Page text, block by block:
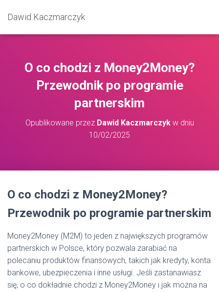
Dawid Kaczmarczyk
O co chodzi z Money2Money?
Przewodnik po programie
partnerskim
Opublikowane przez Dawid Kaczmarczykw dniu
10/02/2025
O co chodzi z Money2Money?
Przewodnik po programie partnerskim
Money2Money (M2M) to jeden z największych programów
partnerskich w Polsce, który pozwala zarabiać na
polecaniu produktów finansowych, takich jak kredyty, konta
bankowe, ubezpieczenia i inne usługi. Jeśli zastanawiasz
się, o co dokładnie chodzi z Money2Money i jak można na